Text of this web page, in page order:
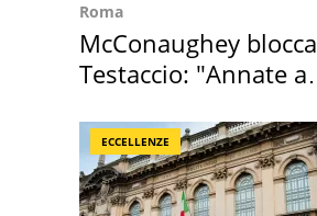
Roma
McConaughey blocca
Testaccio: "Annate a
ECCELLENZE